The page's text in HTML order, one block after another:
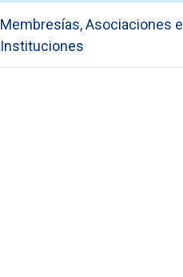
Membresías, Asociaciones e
Instituciones